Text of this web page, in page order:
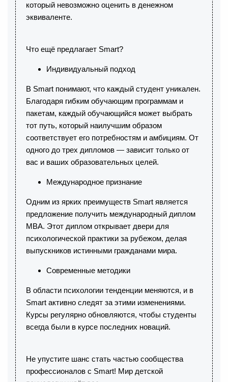
который невозможно оценить в денежном
эквиваленте.
Что ещё предлагает Smart?
Индивидуальный подход
В Smart понимают, что каждый студент уникален.
Благодаря гибким обучающим программам и
пакетам, каждый обучающийся может выбрать
тот путь, который наилучшим образом
соответствует его потребностям и амбициям. От
одного до трех дипломов — зависит только от
вас и ваших образовательных целей.
Международное признание
Одним из ярких преимуществ Smart является
предложение получить международный диплом
MBA. Этот диплом открывает двери для
психологической практики за рубежом, делая
выпускников истинными гражданами мира.
Современные методики
В области психологии тенденции меняются, и в
Smart активно следят за этими изменениями.
Курсы регулярно обновляются, чтобы студенты
всегда были в курсе последних новаций.
Не упустите шанс стать частью сообщества
профессионалов с Smart! Мир детской